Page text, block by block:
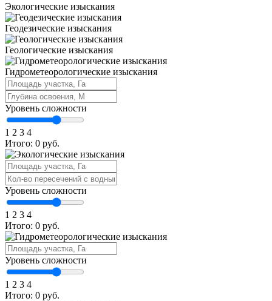
Экологические изыскания
Геодезические изыскания
Геологические изыскания
Гидрометеорологические изыскания
Уровень сложности
1 2 3 4
Итого: 0 руб.
Уровень сложности
1 2 3 4
Итого: 0 руб.
Уровень сложности
1 2 3 4
Итого: 0 руб.